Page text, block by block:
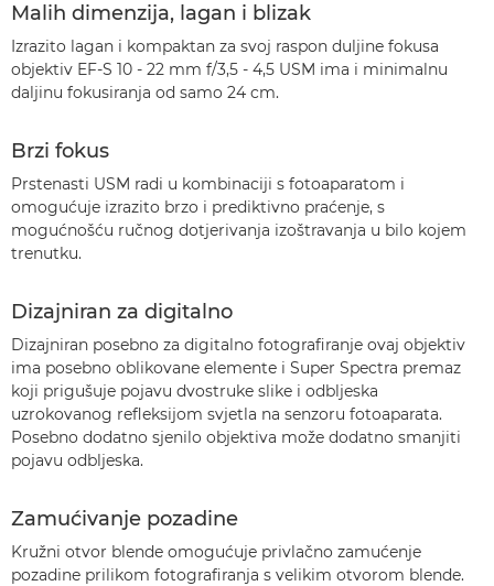
Malih dimenzija, lagan i blizak
Izrazito lagan i kompaktan za svoj raspon duljine fokusa
objektiv EF-S 10 - 22 mm f/3,5 - 4,5 USM ima i minimalnu
daljinu fokusiranja od samo 24 cm.
Brzi fokus
Prstenasti USM radi u kombinaciji s fotoaparatom i
omogućuje izrazito brzo i prediktivno praćenje, s
mogućnošću ručnog dotjerivanja izoštravanja u bilo kojem
trenutku.
Dizajniran za digitalno
Dizajniran posebno za digitalno fotografiranje ovaj objektiv
ima posebno oblikovane elemente i Super Spectra premaz
koji prigušuje pojavu dvostruke slike i odbljeska
uzrokovanog refleksijom svjetla na senzoru fotoaparata.
Posebno dodatno sjenilo objektiva može dodatno smanjiti
pojavu odbljeska.
Zamućivanje pozadine
Kružni otvor blende omogućuje privlačno zamućenje
pozadine prilikom fotografiranja s velikim otvorom blende.